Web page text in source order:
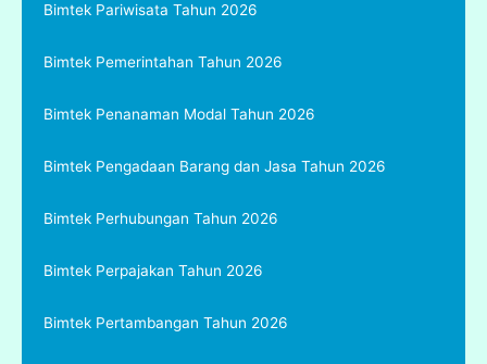
Bimtek Pariwisata Tahun 2026
Bimtek Pemerintahan Tahun 2026
Bimtek Penanaman Modal Tahun 2026
Bimtek Pengadaan Barang dan Jasa Tahun 2026
Bimtek Perhubungan Tahun 2026
Bimtek Perpajakan Tahun 2026
Bimtek Pertambangan Tahun 2026